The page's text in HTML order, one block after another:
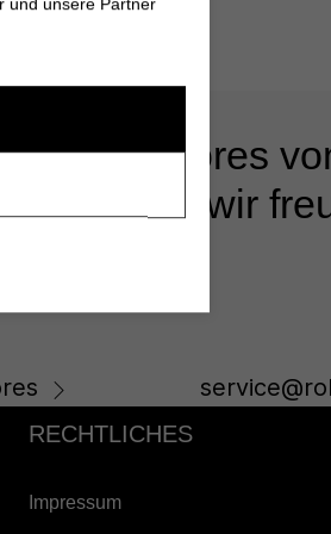
Stores
beraten - wir
RECHTLICHES
Impressum